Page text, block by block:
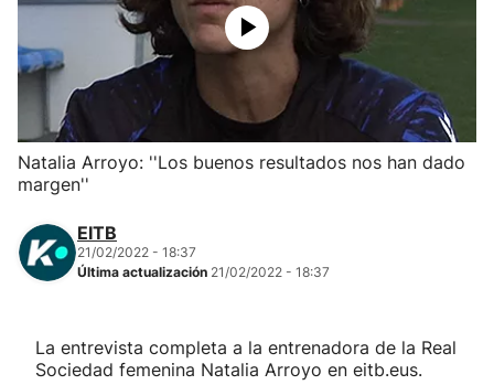
Ciclismo
Herri-kirolak
Balonmano
Kirolak 360
Atletismo
Más deportes
Natalia Arroyo: ''Los buenos resultados nos han dado
margen''
EITB
21/02/2022 - 18:37
Última actualización 21/02/2022 - 18:37
La entrevista completa a la entrenadora de la Real
Sociedad femenina Natalia Arroyo en eitb.eus.